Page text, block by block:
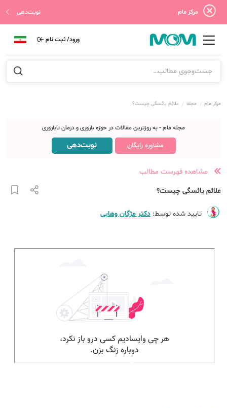
مرکز مام نوبت‌دهی
ورود/ ثبت نام
مرکز مام مجله علائم یائسگی چیست؟
مجله مام - به روزترین مقالات در حوزه باروری و درمان ناباروری
مشاوره رایگان نوبت‌دهی
مشاهده فهرست مطالب
علائم یائسگی چیست؟
تایید شده توسط: دکتر مژگان وهابی